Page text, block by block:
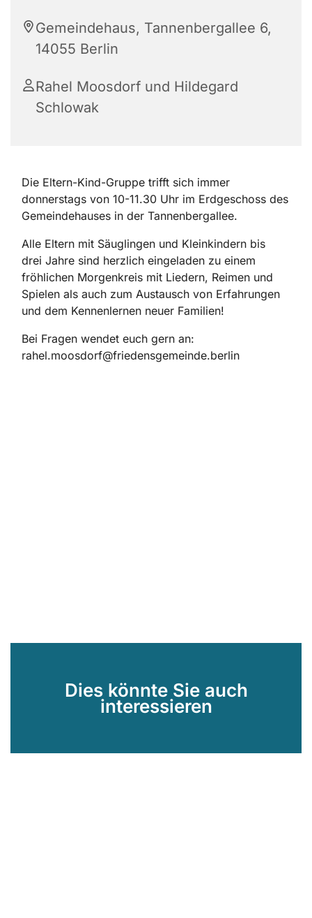
Gemeindehaus, Tannenbergallee 6,
14055 Berlin
Rahel Moosdorf und Hildegard
Schlowak
Die Eltern-Kind-Gruppe trifft sich immer
donnerstags von 10-11.30 Uhr im Erdgeschoss des
Gemeindehauses in der Tannenbergallee.
Alle Eltern mit Säuglingen und Kleinkindern bis
drei Jahre sind herzlich eingeladen zu einem
fröhlichen Morgenkreis mit Liedern, Reimen und
Spielen als auch zum Austausch von Erfahrungen
und dem Kennenlernen neuer Familien!
Bei Fragen wendet euch gern an:
rahel.moosdorf@friedensgemeinde.berlin
Dies könnte Sie auch
interessieren